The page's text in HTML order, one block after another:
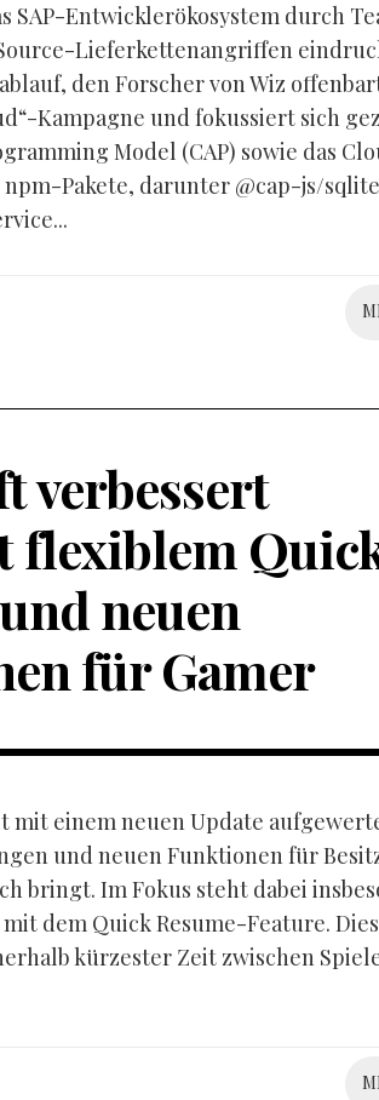
SAP-Entwicklerökosystem durch
Lieferkettenangriffen
den Forscher von Wiz
Kampagne und fokussiert sich
Model (CAP) sowie das
Pakete, darunter @cap-js/
verbessert
flexiblem
neuen
für Gamer
mit einem neuen Update
und neuen Funktionen für
bringt. Im Fokus steht dabei
dem Quick Resume-Feature.
kürzester Zeit zwischen